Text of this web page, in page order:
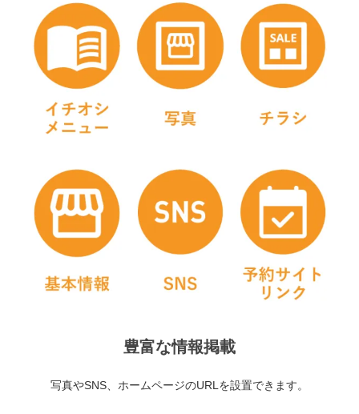
豊富な情報掲載
写真やSNS、ホームページのURLを設置できます。